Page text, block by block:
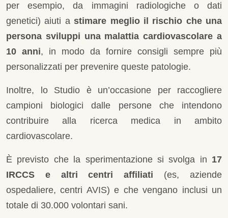
per esempio, da immagini radiologiche o dati
genetici) aiuti astimare meglio il rischio che una
persona sviluppi una malattia cardiovascolare a
10 anni, in modo da fornire consigli sempre più
personalizzati per prevenire queste patologie.
Inoltre, lo Studio è un’occasione per raccogliere
campioni biologici dalle persone che intendono
contribuire alla ricerca medica in ambito
cardiovascolare.
È previsto che la sperimentazione si svolga in 17
IRCCS e altri centri affiliati (es, aziende
ospedaliere, centri AVIS) e che vengano inclusi un
totale di 30.000 volontari sani.